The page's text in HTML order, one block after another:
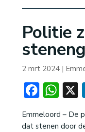
Politie
2 mrt 2024|
Emmeloord – De
dat stenen door